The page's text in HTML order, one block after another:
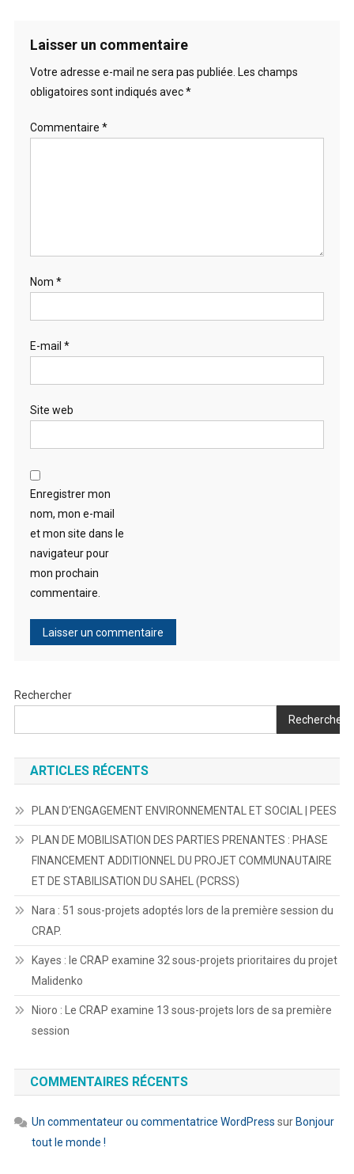
Laisser un commentaire
Votre adresse e-mail ne sera pas publiée. Les champs
obligatoires sont indiqués avec*
Commentaire *
Nom *
E-mail *
Site web
Enregistrer mon
nom, mon e-mail
et mon site dans le
navigateur pour
mon prochain
commentaire.
Rechercher
Rechercher
ARTICLES RÉCENTS
PLAN D’ENGAGEMENT ENVIRONNEMENTAL ET SOCIAL | PEES
PLAN DE MOBILISATION DES PARTIES PRENANTES : PHASE
FINANCEMENT ADDITIONNEL DU PROJET COMMUNAUTAIRE
ET DE STABILISATION DU SAHEL (PCRSS)
Nara : 51 sous-projets adoptés lors de la première session du
CRAP.
Kayes : le CRAP examine 32 sous-projets prioritaires du projet
Malidenko
Nioro : Le CRAP examine 13 sous-projets lors de sa première
session
COMMENTAIRES RÉCENTS
Un commentateur ou commentatrice WordPress sur Bonjour
tout le monde !